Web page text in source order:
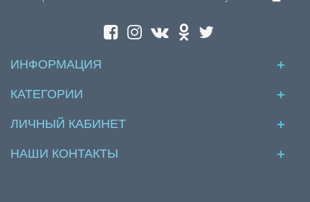
ИНФОРМАЦИЯ
КАТЕГОРИИ
ЛИЧНЫЙ КАБИНЕТ
НАШИ КОНТАКТЫ